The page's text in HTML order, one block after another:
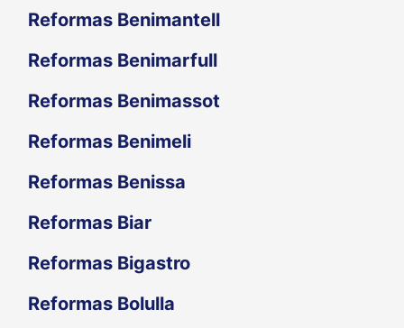
Reformas Benimantell
Reformas Benimarfull
Reformas Benimassot
Reformas Benimeli
Reformas Benissa
Reformas Biar
Reformas Bigastro
Reformas Bolulla